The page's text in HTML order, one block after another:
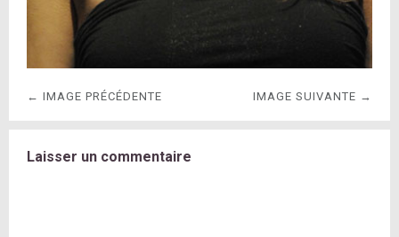
← IMAGE PRÉCÉDENTE IMAGE SUIVANTE →
Laisser un commentaire